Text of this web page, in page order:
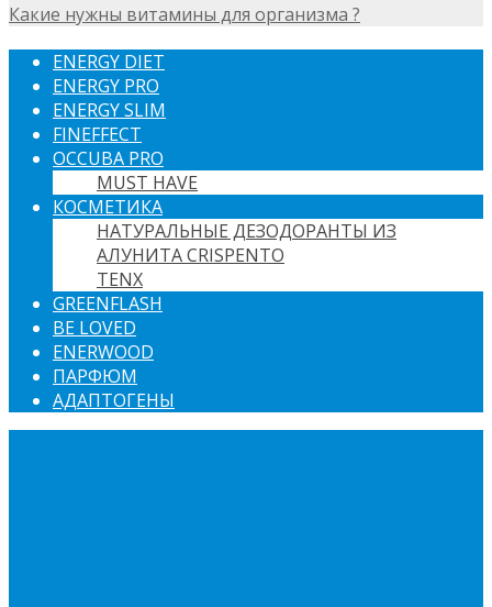
Какие нужны витамины для организма ?
ENERGY DIET
ENERGY PRO
ENERGY SLIM
FINEFFECT
OCCUBA PRO
MUST HAVE
КОСМЕТИКА
НАТУРАЛЬНЫЕ ДЕЗОДОРАНТЫ ИЗ
АЛУНИТА CRISPENTO
TENX
GREENFLASH
BE LOVED
ENERWOOD
ПАРФЮМ
АДАПТОГЕНЫ